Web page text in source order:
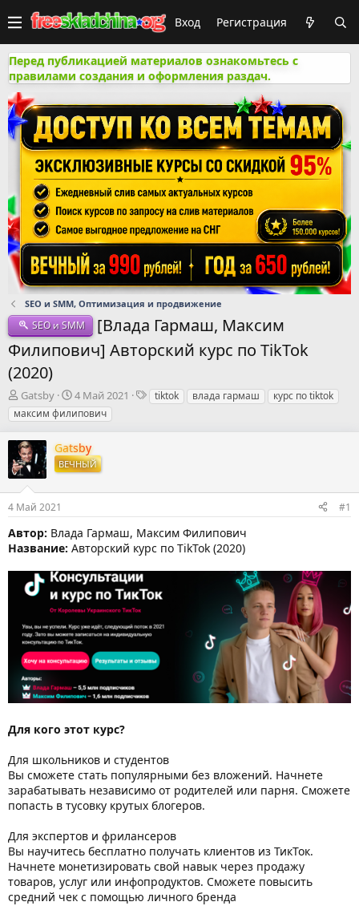
Вход Регистрация
Перед публикацией материалов ознакомьтесь с
правилами создания и оформления раздач.
SEO и SMM, Оптимизация и продвижение
SEO и SMM
[Влада Гармаш, Максим
Филипович] Авторский курс по TikTok
(2020)
А
в
т
о
р
т
е
м
ы
Gatsby
Д
а
т
н
а
а
4 Май 2021
Тtiktok влада гармаш
курс по tiktok
максим филипович
Gatsby
ВЕЧНЫЙ
4 Май 2021 #1
Автор: Влада Гармаш, Максим Филипович
Название: Авторский курс по TikTok (2020)
Для кого этот курс?
Для школьников и студентов
Вы сможете стать популярными без вложений. Начнете
зарабатывать независимо от родителей или парня. Сможете
попасть в тусовку крутых блогеров.
Для экспертов и фрилансеров
Вы научитесь бесплатно получать клиентов из ТикТок.
Начнете монетизировать свой навык через продажу
товаров, услуг или инфопродуктов. Сможете повысить
средний чек с помощью личного бренда